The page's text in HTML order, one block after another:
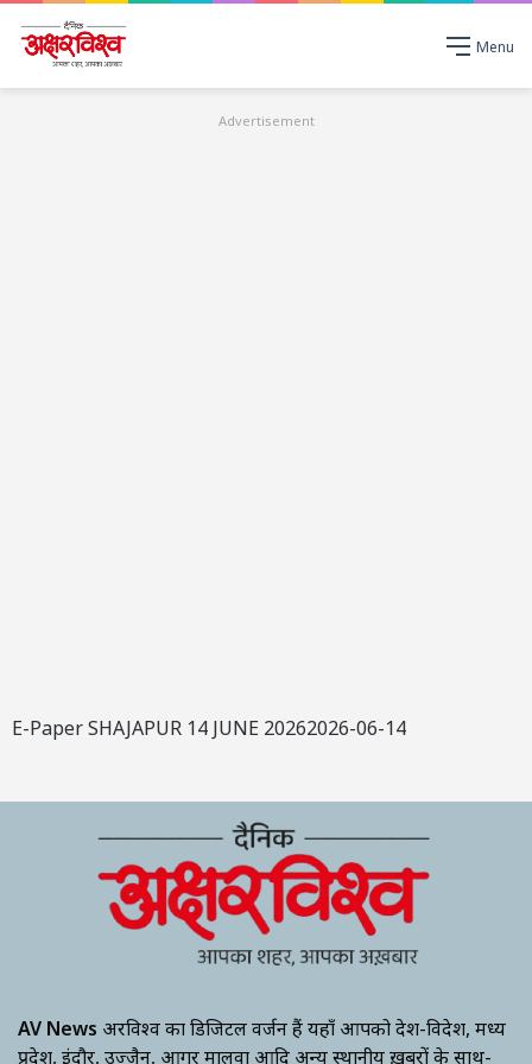
Menu
Advertisement
E-Paper SHAJAPUR 14 JUNE 20262026-06-14
AV News अक्षरविश्व का डिजिटल वर्जन हैं यहाँ आपको देश-विदेश, मध्य
प्रदेश, इंदौर, उज्जैन, आगर मालवा आदि अन्य स्थानीय ख़बरों के साथ-